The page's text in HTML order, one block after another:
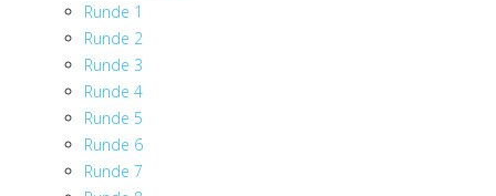
Runde 1
Runde 2
Runde 3
Runde 4
Runde 5
Runde 6
Runde 7